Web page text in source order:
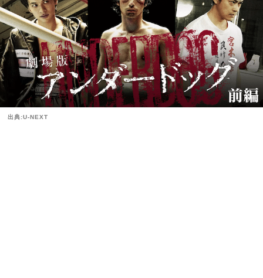
出典:U-NEXT